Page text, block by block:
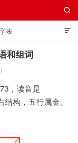

表
简英语词典

和组词
，读音是
构，五行属金。